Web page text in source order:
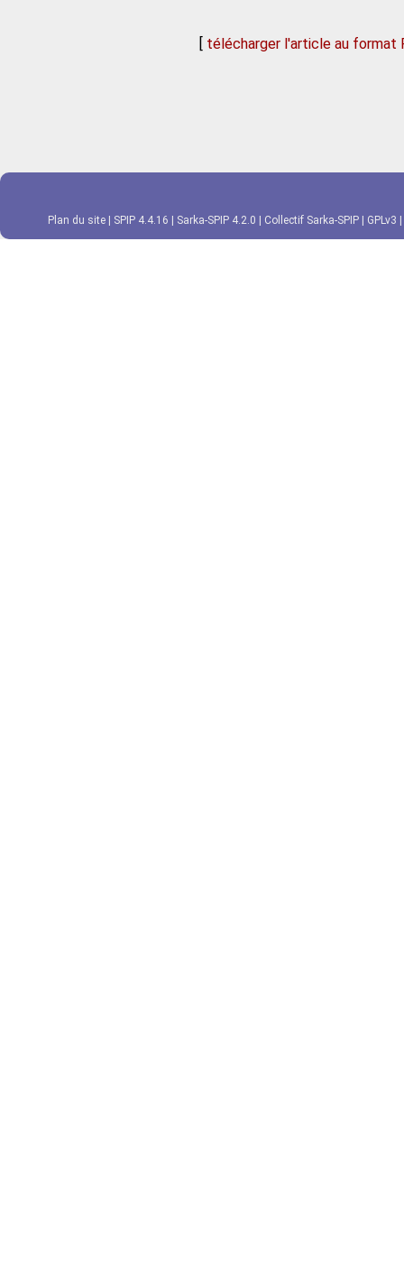
[ télécharger l'article au format
Plan du site SPIP 4.4.16 Sarka-SPIP 4.2.0 Collectif Sarka-SPIP GPLv3